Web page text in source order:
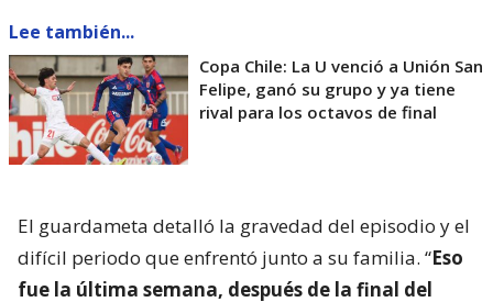
Lee también...
Copa Chile: La U venció a Unión San
Felipe, ganó su grupo y ya tiene
rival para los octavos de final
El guardameta detalló la gravedad del episodio y el
difícil periodo que enfrentó junto a su familia. “Eso
fue la última semana, después de la final del